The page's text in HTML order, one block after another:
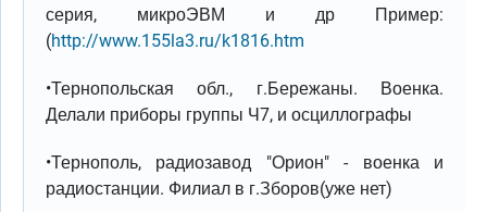
серия, микроЭВМ и др Пример:
(http://www.155la3.ru/k1816.htm
•Тернопольская обл., г.Бережаны. Военка.
Делали приборы группы Ч7, и осциллографы
•Тернополь, радиозавод "Орион" - военка и
радиостанции. Филиал в г.Зборов(уже нет)